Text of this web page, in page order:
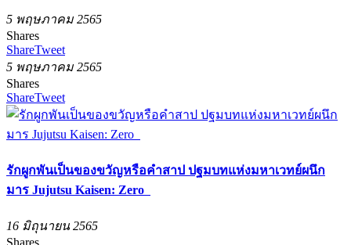
5 พฤษภาคม 2565
Shares
ShareTweet
5 พฤษภาคม 2565
Shares
ShareTweet
รักผูกพันเป็นของขวัญหรือคำสาป ปฐมบทแห่งมหาเวทย์ผนึก
มาร Jujutsu Kaisen: Zero
16 มิถุนายน 2565
Shares